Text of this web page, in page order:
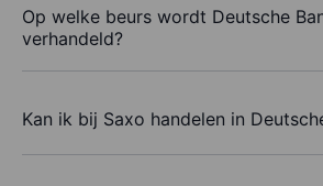
Op welke beurs wordt Deutsche
verhandeld?
Kan ik bij Saxo handelen in